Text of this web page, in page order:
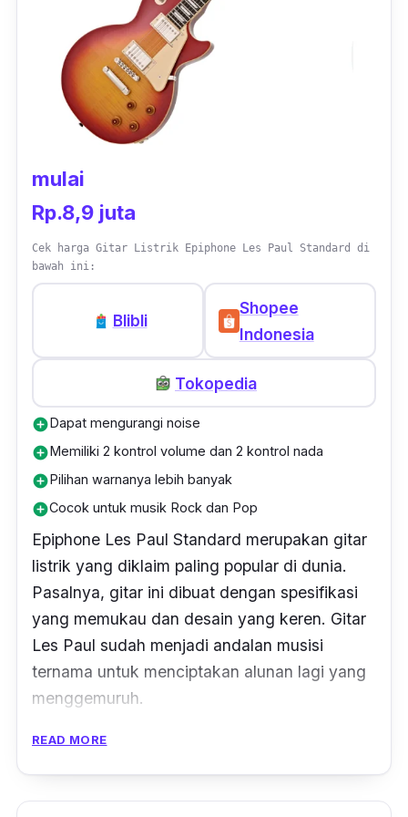
mulai
Rp.8,9 juta
Cek harga Gitar Listrik Epiphone Les Paul Standard di
bawah ini:
Blibli
Shopee
Indonesia
Tokopedia
add_circleDapat mengurangi noise
add_circleMemiliki 2 kontrol volume dan 2 kontrol nada
add_circlePilihan warnanya lebih banyak
add_circleCocok untuk musik Rock dan Pop
Epiphone Les Paul Standard merupakan gitar
listrik yang diklaim paling popular di dunia.
Pasalnya, gitar ini dibuat dengan spesifikasi
yang memukau dan desain yang keren. Gitar
Les Paul sudah menjadi andalan musisi
ternama untuk menciptakan alunan lagi yang
menggemuruh.
Gitar listrik ini tersedia dalam berbagai pilihan
warna. Adapun pilihan warnanya tersedia
dalam warnametallic gold,ebony,pelham
READ MORE